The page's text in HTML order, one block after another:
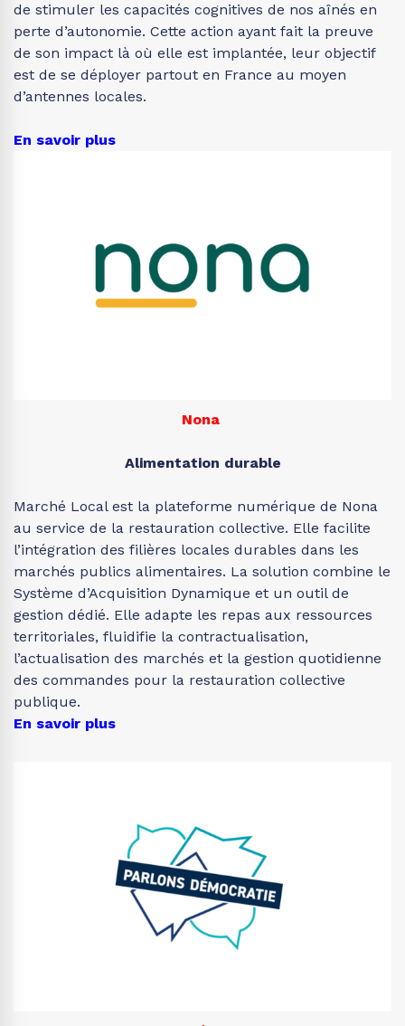
de stimuler les capacités cognitives de nos aînés en
perte d’autonomie. Cette action ayant fait la preuve
de son impact là où elle est implantée, leur objectif
est de se déployer partout en France au moyen
d’antennes locales.
En savoir plus
Nona
Alimentation durable
Marché Local est la plateforme numérique de Nona
au service de la restauration collective. Elle facilite
l’intégration des filières locales durables dans les
marchés publics alimentaires. La solution combine le
Système d’Acquisition Dynamique et un outil de
gestion dédié. Elle adapte les repas aux ressources
territoriales, fluidifie la contractualisation,
l’actualisation des marchés et la gestion quotidienne
des commandes pour la restauration collective
publique.
En savoir plus